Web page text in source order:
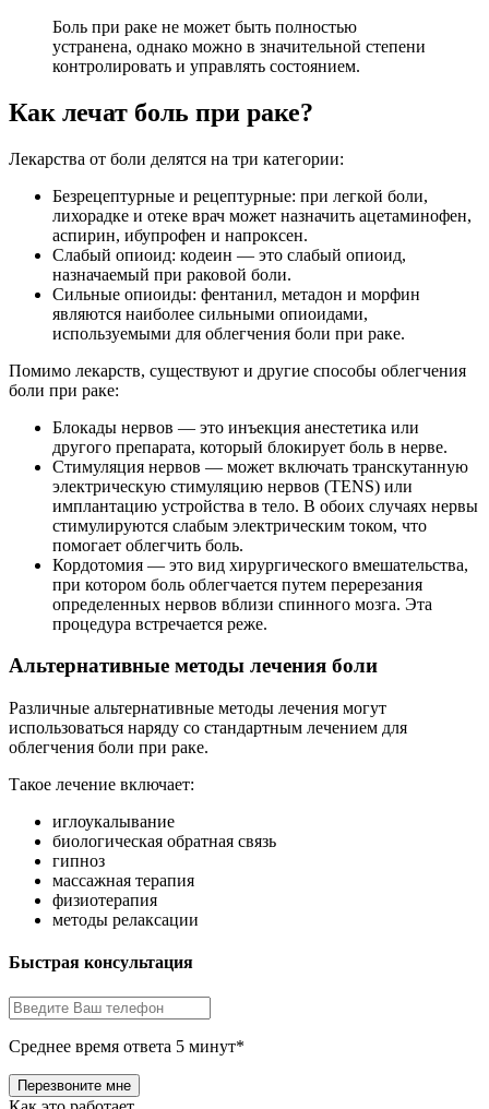
Боль при раке не может быть полностью
устранена, однако можно в значительной степени
контролировать и управлять состоянием.
Как лечат боль при раке?
Лекарства от боли делятся на три категории:
Безрецептурные и рецептурные: при легкой боли,
лихорадке и отеке врач может назначить ацетаминофен,
аспирин, ибупрофен и напроксен.
Слабый опиоид: кодеин — это слабый опиоид,
назначаемый при раковой боли.
Сильные опиоиды: фентанил, метадон и морфин
являются наиболее сильными опиоидами,
используемыми для облегчения боли при раке.
Помимо лекарств, существуют и другие способы облегчения
боли при раке:
Блокады нервов — это инъекция анестетика или
другого препарата, который блокирует боль в нерве.
Стимуляция нервов — может включать транскутанную
электрическую стимуляцию нервов (TENS) или
имплантацию устройства в тело. В обоих случаях нервы
стимулируются слабым электрическим током, что
помогает облегчить боль.
Кордотомия — это вид хирургического вмешательства,
при котором боль облегчается путем перерезания
определенных нервов вблизи спинного мозга. Эта
процедура встречается реже.
Альтернативные методы лечения боли
Различные альтернативные методы лечения могут
использоваться наряду со стандартным лечением для
облегчения боли при раке.
Такое лечение включает:
иглоукалывание
биологическая обратная связь
гипноз
массажная терапия
физиотерапия
методы релаксации
Быстрая консультация
Среднее время ответа 5 минут*